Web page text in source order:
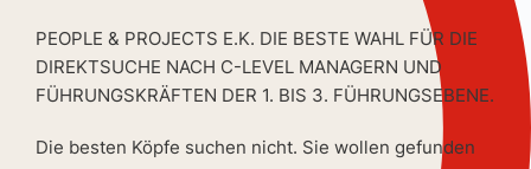
PEOPLE & PROJECTS E.K. DIE BESTE WAHL FÜR DIE
DIREKTSUCHE NACH C-LEVEL MANAGERN UND
FÜHRUNGSKRÄFTEN DER 1. BIS 3. FÜHRUNGSEBENE.
Die besten Köpfe suchen nicht. Sie wollen gefunden